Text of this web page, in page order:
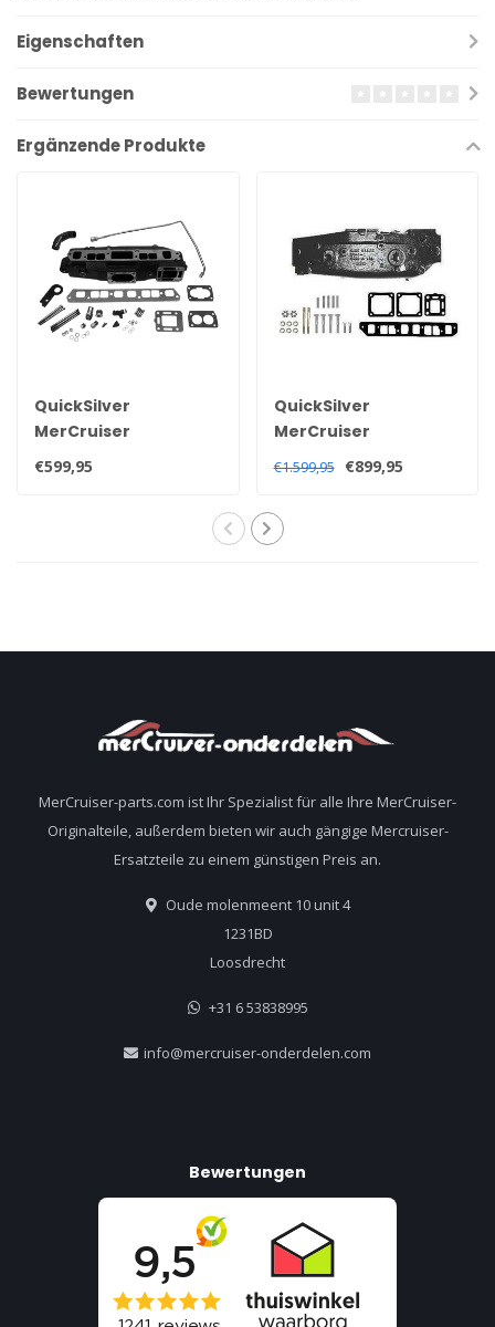
Eigenschaften
Bewertungen
Ergänzende Produkte
QuickSilver
MerCruiser
Auspuffkrümmer für
3.0 Liter 181 CID 140HP
€599,95
QuickSilver
MerCruiser
Auspuffkrümmer für
3,0 Liter Motoren
€1.599,95 €899,95
MerCruiser-parts.com ist Ihr Spezialist für alle Ihre MerCruiser-
Originalteile, außerdem bieten wir auch gängige Mercruiser-
Ersatzteile zu einem günstigen Preis an.
Oude molenmeent 10 unit 4
1231BD
Loosdrecht
+31 6 53838995
info@mercruiser-onderdelen.com
Bewertungen